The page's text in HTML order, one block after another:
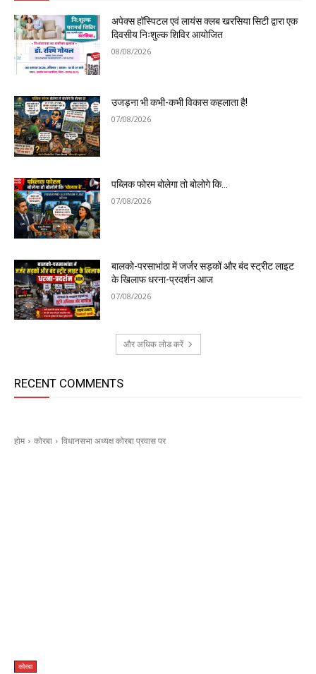
अपेक्स हॉस्पिटल एवं लायंस क्लब खरसिया सिटी द्वारा एक
दिवसीय निःशुल्क शिविर आयोजित
08/08/2026
उजड़ना भी कभी-कभी विकास कहलाता है!
07/08/2026
पब्लिक फोरम बोलेगा तो बोलोगे कि…
07/08/2026
बालको-परसाभांठा में जर्जर सड़कों और बंद स्ट्रीट लाइट
के खिलाफ धरना-प्रदर्शन आज
07/08/2026
और अधिक लोड करें
RECENT COMMENTS